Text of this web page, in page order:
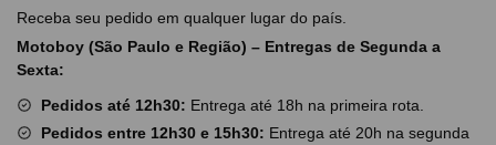
Receba seu pedido em qualquer lugar do país.
Motoboy (São Paulo e Região) – Entregas de Segunda a
Sexta:
Pedidos até 12h30: Entrega até 18h na primeira rota.
Pedidos entre 12h30 e 15h30: Entrega até 20h na segunda